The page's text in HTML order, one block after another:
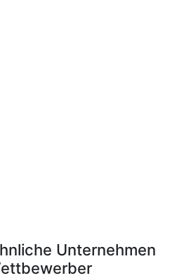
Unternehmen